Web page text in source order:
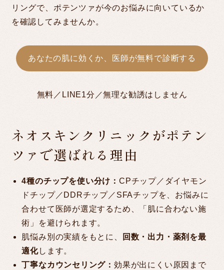
リングで、ポテンツァが今のお悩みに向いているか
を確認してみませんか。
あなたの肌に効くか、医師が無料で診断する
無料／LINE1分／無理な勧誘はしません
ネオスキンクリニックがポテン
ツァで選ばれる理由
4種のチップを使い分け： CPチップ／ダイヤモン
ドチップ／DDRチップ／SFAチップを、お悩みに
合わせて医師が選定するため、「肌に合わない施
術」を避けられます。
肌悩み別の実績をもとに、
回数・出力・薬剤を最
適化します。
丁寧なカウンセリング：効果が出にくい原因まで